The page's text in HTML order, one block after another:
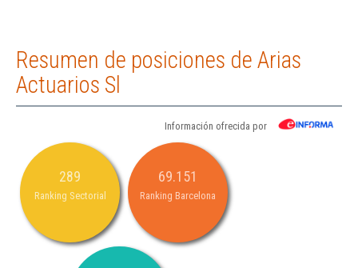
Resumen de posiciones de Arias
Actuarios Sl
Información ofrecida por
289
Ranking Sectorial
69.151
Ranking Barcelona